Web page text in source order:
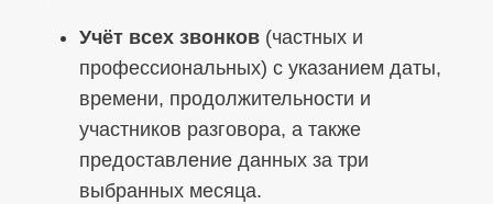
Учёт всех звонков (частных и
профессиональных) с указанием даты,
времени, продолжительности и
участников разговора, а также
предоставление данных за три
выбранных месяца.